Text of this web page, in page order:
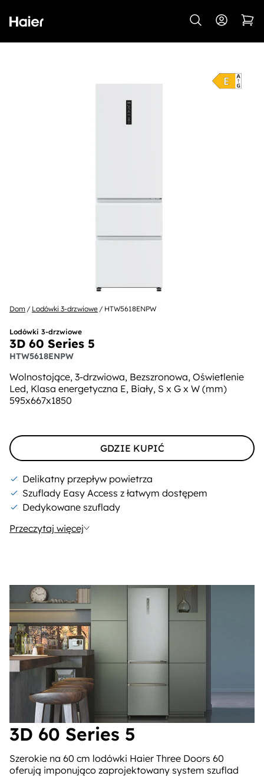
Dom Lodówki 3-drzwiowe HTW5618ENPW
Lodówki 3-drzwiowe
3D 60 Series 5
HTW5618ENPW
Wolnostojące, 3-drzwiowa, Bezszronowa, Oświetlenie
Led, Klasa energetyczna E, Biały, S x G x W (mm)
595x667x1850
GDZIE KUPIĆ
Delikatny przepływ powietrza
Szuflady Easy Access z łatwym dostępem
Dedykowane szuflady
Przeczytaj więcej
3D 60 Series 5
Szerokie na 60 cm lodówki Haier Three Doors 60
oferują imponująco zaprojektowany system szuflad